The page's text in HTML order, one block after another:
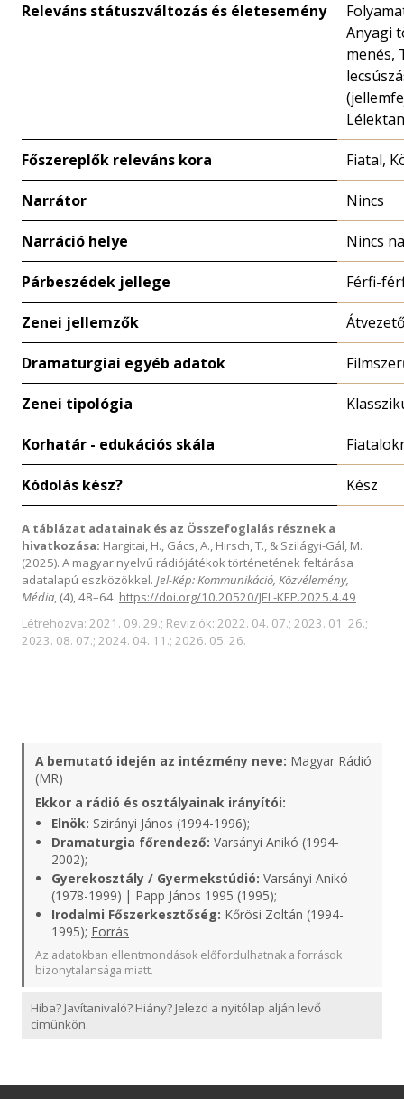
Releváns státuszváltozás és életesemény
Anyagi
menés,
Főszereplők releváns kora Fiatal,
Narrátor Nincs
Narráció helye Nincs
Párbeszédek jellege Férfi-
Zenei jellemzők
Dramaturgiai egyéb adatok
Zenei tipológia
Korhatár - edukációs skála
Kódolás kész? Kész
A táblázat adatainak és az Összefoglalás résznek a
hivatkozása: Hargitai, H., Gács, A., Hirsch, T., & Szilágyi-Gál, M.
(2025). A magyar nyelvű rádiójátékok történetének feltárása
adatalapú eszközökkel. Jel-Kép: Kommunikáció, Közvélemény,
Média, (4), 48–64. https://doi.org/10.20520/JEL-KEP.2025.4.49
Létrehozva: 2021. 09. 29.; Revíziók: 2022. 04. 07.; 2023. 01. 26.;
2023. 08. 07.; 2024. 04. 11.; 2026. 05. 26.
A bemutató idején az intézmény neve: Magyar Rádió
(MR)
Ekkor a rádió és osztályainak irányítói:
Elnök: Szirányi János (1994-1996);
Dramaturgia főrendező: Varsányi Anikó (1994-
2002);
Gyerekosztály / Gyermekstúdió: Varsányi Anikó
(1978-1999) | Papp János 1995 (1995);
Irodalmi Főszerkesztőség: Kőrösi Zoltán (1994-
1995); Forrás
Az adatokban ellentmondások előfordulhatnak a források
bizonytalansága miatt.
Hiba? Javítanivaló? Hiány? Jelezd a nyitólap alján levő
címünkön.